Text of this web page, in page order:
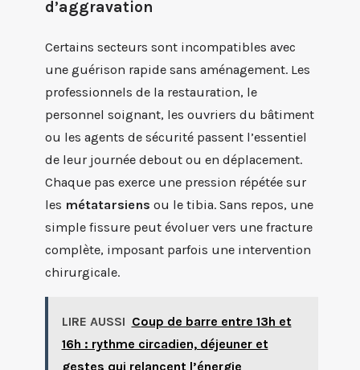
d’aggravation
Certains secteurs sont incompatibles avec
une guérison rapide sans aménagement. Les
professionnels de la restauration, le
personnel soignant, les ouvriers du bâtiment
ou les agents de sécurité passent l’essentiel
de leur journée debout ou en déplacement.
Chaque pas exerce une pression répétée sur
les métatarsiens ou le tibia. Sans repos, une
simple fissure peut évoluer vers une fracture
complète, imposant parfois une intervention
chirurgicale.
LIRE AUSSI Coup de barre entre 13h et
16h : rythme circadien, déjeuner et
gestes qui relancent l’énergie